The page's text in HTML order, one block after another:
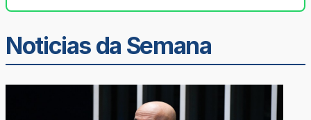
Noticias da Semana